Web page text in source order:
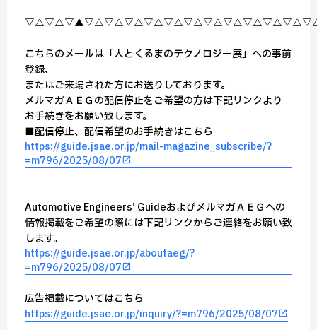
こちらのメールは「人とくるまのテクノロジー展」への事前
登録、
またはご来場された方にお送りしております。
メルマガＡＥＧの配信停止をご希望の方は下記リンクより
お手続きをお願い致します。
■配信停止、配信希望のお手続きはこちら
https://guide.jsae.or.jp/mail-magazine_subscribe/?
=m796/2025/08/07
Automotive Engineers’ GuideおよびメルマガＡＥＧへの
情報掲載をご希望の際には下記リンクからご連絡をお願い致
します。
https://guide.jsae.or.jp/aboutaeg/?
=m796/2025/08/07
広告掲載についてはこちら
https://guide.jsae.or.jp/inquiry/?=m796/2025/08/07